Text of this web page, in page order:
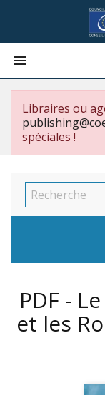

Libraires ou
spéciales !
PDF -
et les